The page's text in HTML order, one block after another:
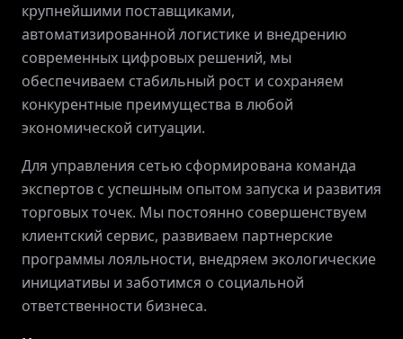
ПАРТНЕРАМ
ВХОД
крупнейшими поставщиками,
автоматизированной логистике и внедрению
современных цифровых решений, мы
обеспечиваем стабильный рост и сохраняем
конкурентные преимущества в любой
экономической ситуации.
Для управления сетью сформирована команда
экспертов с успешным опытом запуска и развития
торговых точек. Мы постоянно совершенствуем
клиентский сервис, развиваем партнерские
программы лояльности, внедряем экологические
инициативы и заботимся о социальной
ответственности бизнеса.